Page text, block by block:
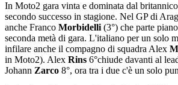
In Moto2 gara vinta e dominata dal
secondo successo in stagione. Nel GP di
anche Franco Morbidelli (3°) che parte
seconda metà di gara. L'italiano per un solo
infilare anche il compagno di squadra Alex
in Moto2). Alex Rins 6°chiude davanti al
Johann Zarco 8°, ora tra i due c'è un solo